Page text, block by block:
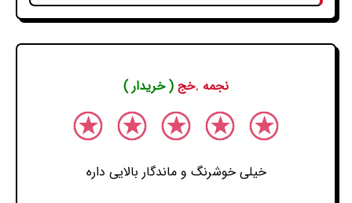
نجمه .خج ( خریدار )
خیلی خوشرنگ و ماندگار بالایی داره